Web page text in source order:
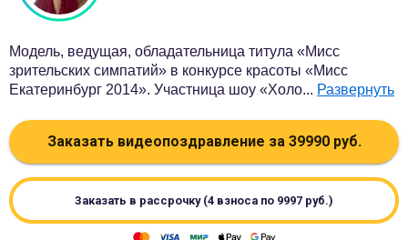
Модель, ведущая, обладательница титула «Мисс
зрительских симпатий» в конкурсе красоты «Мисс
Екатеринбург 2014». Участница шоу «Холо... Развернуть
Заказать видеопоздравление за 39990руб.
Заказать в рассрочку (4 взноса по 9997 руб.)